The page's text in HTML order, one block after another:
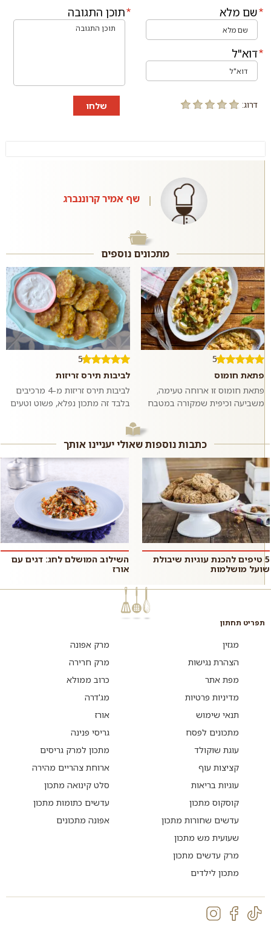
שם מלא
דוא"ל
תוכן התגובה
דרוג: שלחו
שף אמיר קרוננברג
מתכונים נוספים
5
פתאת חומוס
פתאת חומוס זו ארוחה טעימה,
משביעה וכיפית שמקורה במטבח
5
לביבות תירס זריזות
לביבות תירס זריזות מ-4 מרכיבים
בלבד זה מתכון נפלא, פשוט וטעים
בכל יום אחר בשנה אתם תהנו
מהלב...
כתבות נוספות שאולי יעניינו אותך
5 טיפים להכנת עוגיות שיבולת
שועל מושלמות
השילוב המושלם לחג: דגים עם
אורז
תפריט תחתון
מגזין
הצהרת נגישות
מפת אתר
מדיניות פרטיות
תנאי שימוש
מתכונים לפסח
עוגת שוקולד
קציצות עוף
עוגיות בריאות
קוסקוס מתכון
עדשים שחורות מתכון
שעועית מש מתכון
מרק עדשים מתכון
מתכון לילדים
מרק אפונה
מרק חרירה
כרוב ממולא
מג'דרה
אורז
גריסי פנינה
מתכון למרק גריסים
ארוחת צהריים מהירה
סלט קינואה מתכון
עדשים כתומות מתכון
אפונה מתכונים